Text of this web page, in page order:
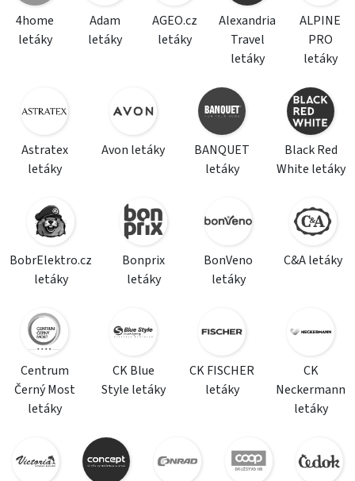
4home
letáky
Adam
letáky
AGEO.cz
letáky
Alexandria
Travel
letáky
ALPINE
PRO
letáky
Astratex
letáky
Avon letáky
BANQUET
letáky
Black Red
White letáky
BobrElektro.cz
letáky
Bonprix
letáky
BonVeno
letáky
C&A letáky
Centrum
Černý Most
letáky
CK Blue
Style letáky
CK FISCHER
letáky
CK
Neckermann
letáky